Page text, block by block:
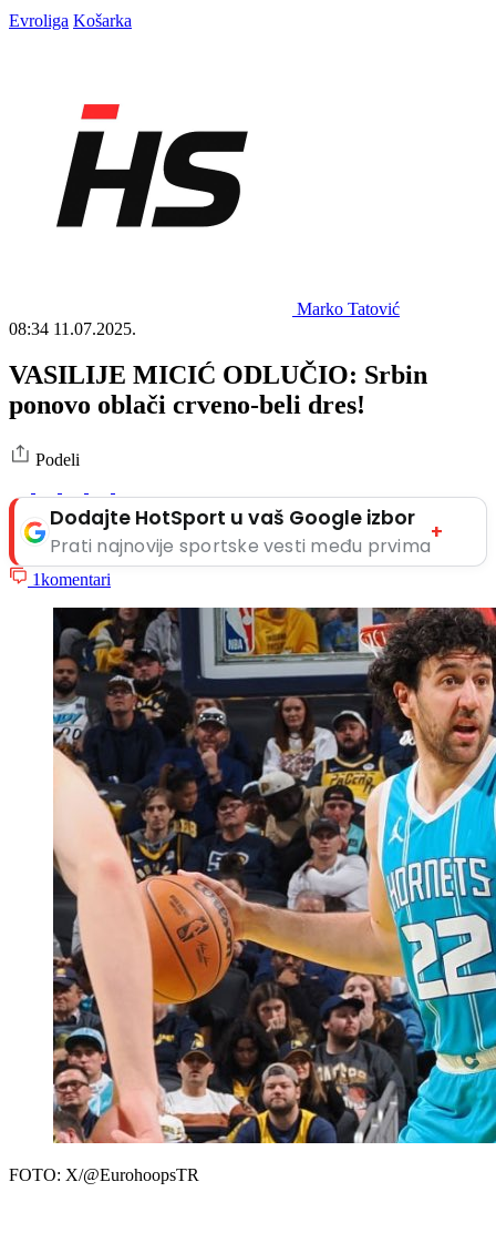
Evroliga Košarka
Marko Tatović
08:34 11.07.2025.
VASILIJE MICIĆ ODLUČIO: Srbin
ponovo oblači crveno-beli dres!
Podeli
Dodajte HotSport u vaš Google izbor
Prati najnovije sportske vesti među prvima
+
1komentari
FOTO: X/@EurohoopsTR